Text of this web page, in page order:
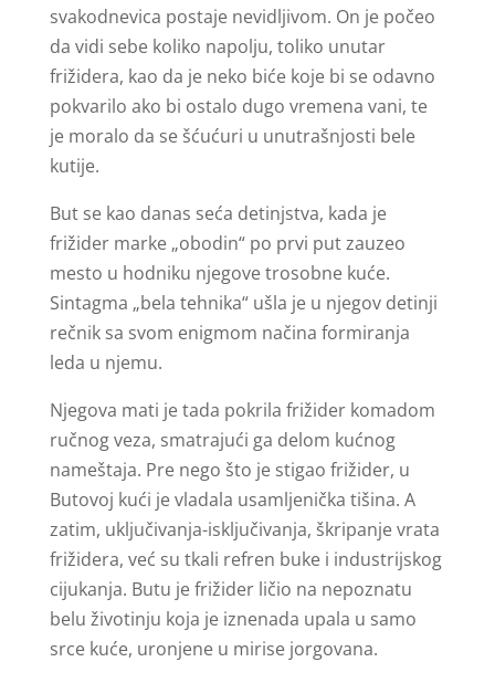
svakodnevica postaje nevidljivom. On je počeo
da vidi sebe koliko napolju, toliko unutar
frižidera, kao da je neko biće koje bi se odavno
pokvarilo ako bi ostalo dugo vremena vani, te
je moralo da se šćućuri u unutrašnjosti bele
kutije.
But se kao danas seća detinjstva, kada je
frižider marke „obodin“ po prvi put zauzeo
mesto u hodniku njegove trosobne kuće.
Sintagma „bela tehnika“ ušla je u njegov detinji
rečnik sa svom enigmom načina formiranja
leda u njemu.
Njegova mati je tada pokrila frižider komadom
ručnog veza, smatrajući ga delom kućnog
nameštaja. Pre nego što je stigao frižider, u
Butovoj kući je vladala usamljenička tišina. A
zatim, uključivanja-isključivanja, škripanje vrata
frižidera, već su tkali refren buke i industrijskog
cijukanja. Butu je frižider ličio na nepoznatu
belu životinju koja je iznenada upala u samo
srce kuće, uronjene u mirise jorgovana.